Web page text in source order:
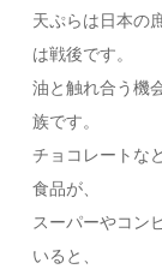
天ぷらは日本の
は戦後です。
油と触れ合う機
族です。
チョコレートな
食品が、
スーパーやコン
いると、